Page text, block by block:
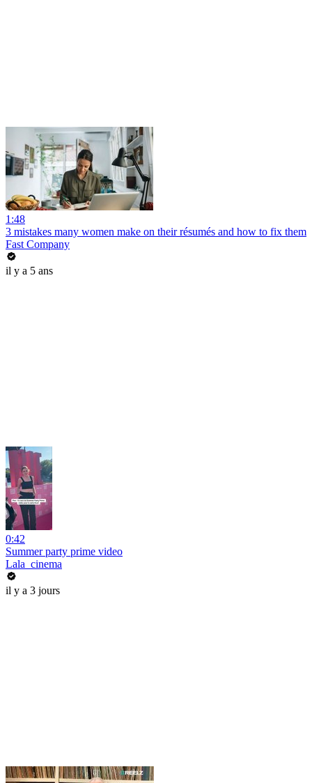
1:48
3 mistakes many women make on their résumés and how to fix them
Fast Company
il y a 5 ans
0:42
Summer party prime video
Lala_cinema
il y a 3 jours